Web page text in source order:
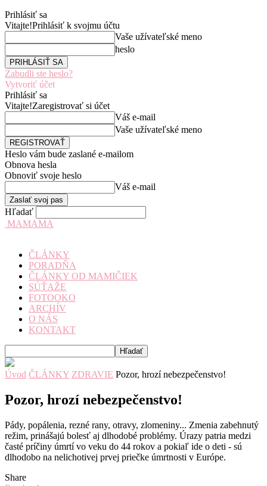
Prihlásiť sa
Vitajte!Prihlásiť k svojmu účtu
Vaše užívateľské meno
heslo
Zabudli ste heslo?
Vytvoriť účet
Prihlásiť sa
Vitajte!Zaregistrovať si účet
Váš e-mail
Vaše užívateľské meno
Heslo vám bude zaslané e-mailom
Obnova hesla
Obnoviť svoje heslo
Váš e-mail
Hľadať
MAMAMA
ČLÁNKY
PORADŇA
ČLÁNKY OD MAMIČIEK
SÚŤAŽE
FOTOOKO
ARCHÍV
O NÁS
KONTAKT
Úvod ČLÁNKY ZDRAVIE Pozor, hrozí nebezpečenstvo!
Pozor, hrozí nebezpečenstvo!
Pády, popálenia, rezné rany, otravy, zlomeniny... Zmenia zabehnutý
režim, prinášajú bolesť aj dlhodobé problémy. Úrazy patria medzi
časté príčiny úmrtí vo veku do 44 rokov a pokiaľ ide o deti - sú
dlhodobo na nelichotivej prvej priečke úmrtnosti v Európe.
Share